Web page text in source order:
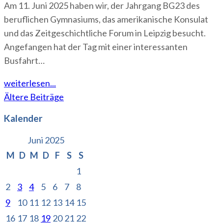
Am 11. Juni 2025 haben wir, der Jahrgang BG23 des
beruflichen Gymnasiums, das amerikanische Konsulat
und das Zeitgeschichtliche Forum in Leipzig besucht.
Angefangen hat der Tag mit einer interessanten
Busfahrt…
weiterlesen...
Beitragsnavigation
Ältere Beiträge
Kalender
Juni 2025
M D M D F S
S
1
2
3 4 5 6 7
8
9
10 11 12 13 14 15
16 17 18 19 20 21 22